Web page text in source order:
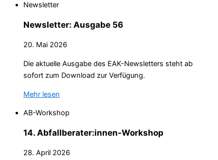
Newsletter
Newsletter: Ausgabe 56
20. Mai 2026
Die aktuelle Ausgabe des EAK-Newsletters steht ab
sofort zum Download zur Verfügung.
Mehr lesen
AB-Workshop
14. Abfallberater:innen-Workshop
28. April 2026